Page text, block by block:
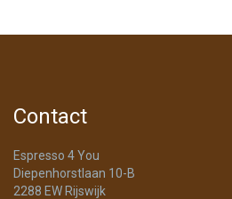
Contact
Espresso 4 You
Diepenhorstlaan 10-B
2288 EW Rijswijk